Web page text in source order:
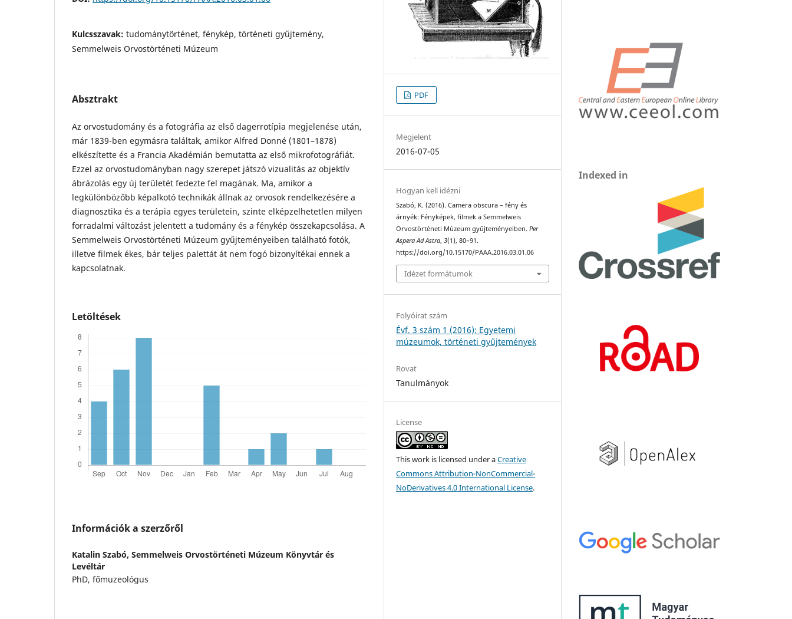
Kulcsszavak: tudománytörténet, fénykép, történeti gyűjtemény,
Semmelweis Orvostörténeti Múzeum
Absztrakt
Az orvostudomány és a fotográfia az első dagerrotípia megjelenése után,
már 1839-ben egymásra találtak, amikor Alfred Donné (1801–1878)
elkészítette és a Francia Akadémián bemutatta az első mikrofotográfiát.
Ezzel az orvostudományban nagy szerepet játszó vizualitás az objektív
ábrázolás egy új területét fedezte fel magának. Ma, amikor a
legkülönbözőbb képalkotó technikák állnak az orvosok rendelkezésére a
diagnosztika és a terápia egyes területein, szinte elképzelhetetlen milyen
forradalmi változást jelentett a tudomány és a fénykép összekapcsolása. A
Semmelweis Orvostörténeti Múzeum gyűjteményeiben található fotók,
illetve filmek ékes, bár teljes palettát át nem fogó bizonyítékai ennek a
kapcsolatnak.
Letöltések
Információk a szerzőről
Katalin Szabó, Semmelweis Orvostörténeti Múzeum Könyvtár és
Levéltár
PhD, főmuzeológus
PDF
Megjelent
2016-07-05
Hogyan kell idézni
Szabó, K. (2016). Camera obscura – fény és
árnyék: Fényképek, filmek a Semmelweis
Orvostörténeti Múzeum gyűjteményeiben.Per
Aspera Ad Astra,3(1), 80–91.
https://doi.org/10.15170/PAAA.2016.03.01.06
Idézet formátumok
Folyóirat szám
Évf. 3 szám 1 (2016): Egyetemi
múzeumok, történeti gyűjtemények
Rovat
Tanulmányok
License
This work is licensed under aCreative
Commons Attribution-NonCommercial-
NoDerivatives 4.0 International License.
Indexed in